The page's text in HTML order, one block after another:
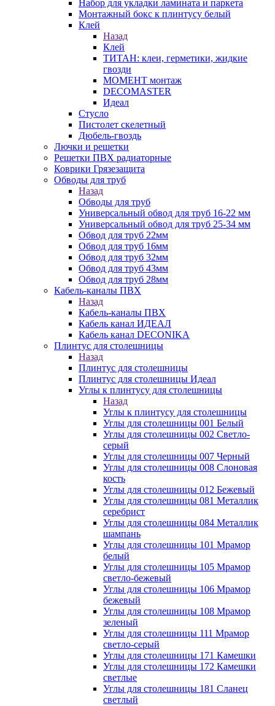
Набор для укладки ламината и паркета
Монтажный бокс к плинтусу белый
Клей
Назад
Клей
ТИТАН: клеи, герметики, жидкие
гвозди
МОМЕНТ монтаж
DECOMASTER
Идеал
Стусло
Пистолет скелетный
Дюбель-гвоздь
Лючки и решетки
Решетки ПВХ радиаторные
Коврики Грязезащита
Обводы для труб
Назад
Обводы для труб
Универсальный обвод для труб 16-22 мм
Универсальный обвод для труб 25-34 мм
Обвод для труб 22мм
Обвод для труб 16мм
Обвод для труб 32мм
Обвод для труб 43мм
Обвод для труб 28мм
Кабель-каналы ПВХ
Назад
Кабель-каналы ПВХ
Кабель канал ИДЕАЛ
Кабель канал DECONIKA
Плинтус для столешницы
Назад
Плинтус для столешницы
Плинтус для столешницы Идеал
Углы к плинтусу для столешницы
Назад
Углы к плинтусу для столешницы
Углы для столешницы 001 Белый
Углы для столешницы 002 Светло-
серый
Углы для столешницы 007 Черный
Углы для столешницы 008 Слоновая
кость
Углы для столешницы 012 Бежевый
Углы для столешницы 081 Металлик
серебрист
Углы для столешницы 084 Металлик
шампань
Углы для столешницы 101 Мрамор
белый
Углы для столешницы 105 Мрамор
светло-бежевый
Углы для столешницы 106 Мрамор
бежевый
Углы для столешницы 108 Мрамор
зеленый
Углы для столешницы 111 Мрамор
светло-серый
Углы для столешницы 171 Камешки
Углы для столешницы 172 Камешки
светлые
Углы для столешницы 181 Сланец
светлый